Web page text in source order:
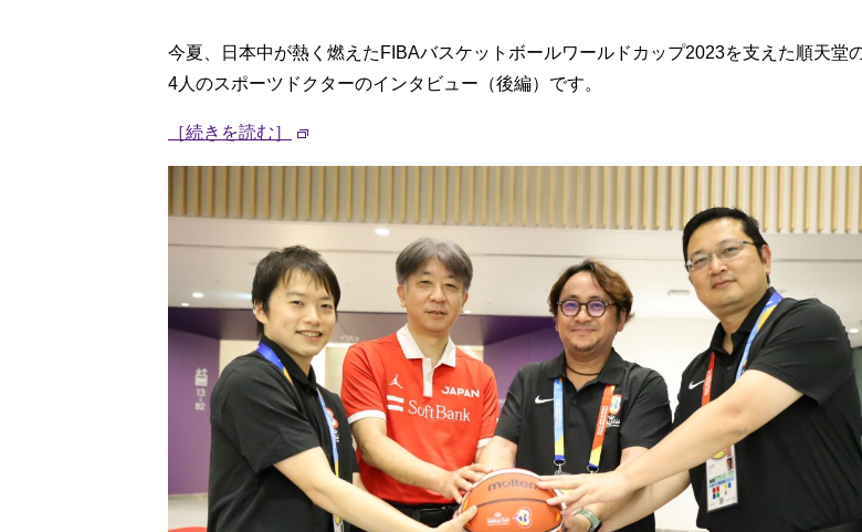
今夏、日本中が熱く燃えたFIBAバスケットボールワールドカップ2023を支えた順天堂
4人のスポーツドクターのインタビュー（後編）です。
［続きを読む］